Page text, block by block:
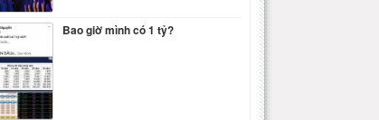
Bao giờ mình có 1 tỷ?